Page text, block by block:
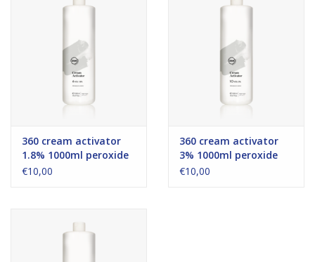
360 cream activator
1.8% 1000ml peroxide
€10,00
360 cream activator
3% 1000ml peroxide
€10,00